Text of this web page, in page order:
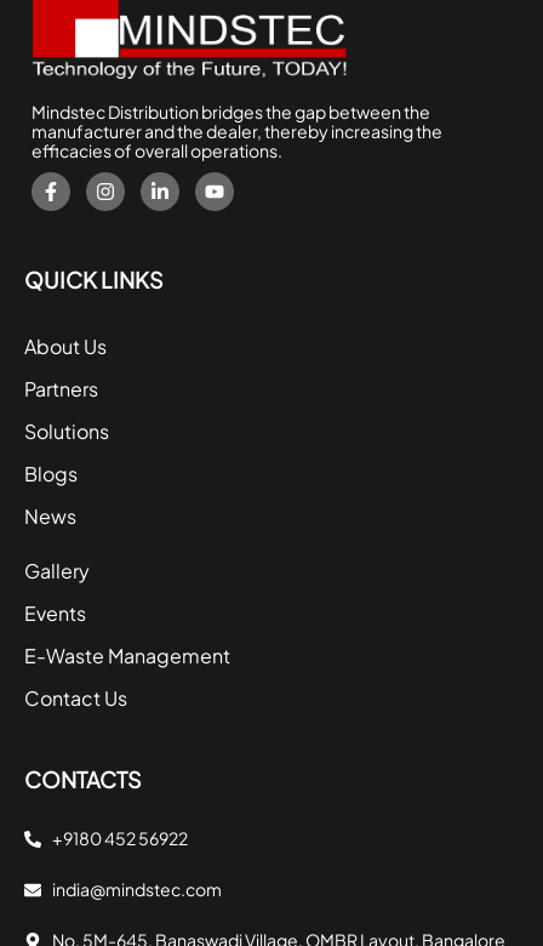
Mindstec Distribution bridges the gap between the
manufacturer and the dealer, thereby increasing the
efficacies of overall operations.
QUICK LINKS
About Us
Partners
Solutions
Blogs
News
Gallery
Events
E-Waste Management
Contact Us
CONTACTS
+9180 452 56922
india@mindstec.com
No. 5M-645, Banaswadi Village, OMBR Layout, Bangalore